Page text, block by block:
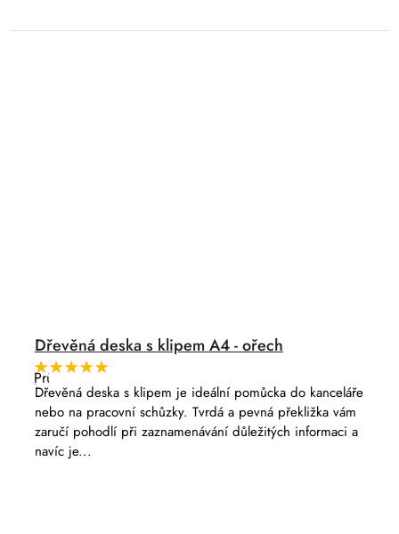
Dřevěná deska s klipem A4 - ořech
Průměrné
hodnocení
produktu
je
5,0
z
5
hvězdiček.
Dřevěná deska s klipem je ideální pomůcka do kanceláře
nebo na pracovní schůzky. Tvrdá a pevná překližka vám
zaručí pohodlí při zaznamenávání důležitých informaci a
navíc je...